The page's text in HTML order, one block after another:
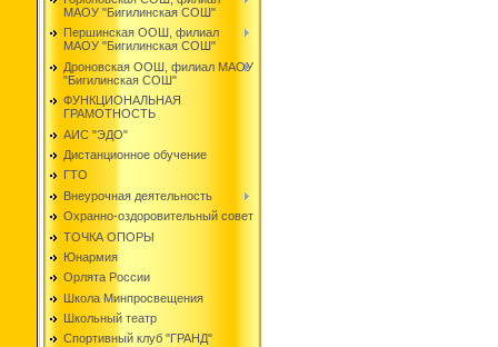
МАОУ "Бигилинская СОШ"
Першинская ООШ, филиал
МАОУ "Бигилинская СОШ"
Дроновская ООШ, филиал МАОУ
"Бигилинская СОШ"
ФУНКЦИОНАЛЬНАЯ
ГРАМОТНОСТЬ
АИС "ЭДО"
Дистанционное обучение
ГТО
Внеурочная деятельность
Охранно-оздоровительный совет
ТОЧКА ОПОРЫ
Юнармия
Орлята России
Школа Минпросвещения
Школьный театр
Спортивный клуб "ГРАНД"